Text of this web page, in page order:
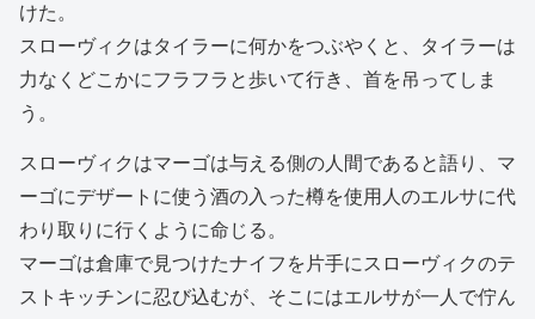
けた。
スローヴィクはタイラーに何かをつぶやくと、タイラーは
力なくどこかにフラフラと歩いて行き、首を吊ってしま
う。
スローヴィクはマーゴは与える側の人間であると語り、マ
ーゴにデザートに使う酒の入った樽を使用人のエルサに代
わり取りに行くように命じる。
マーゴは倉庫で見つけたナイフを片手にスローヴィクのテ
ストキッチンに忍び込むが、そこにはエルサが一人で佇ん